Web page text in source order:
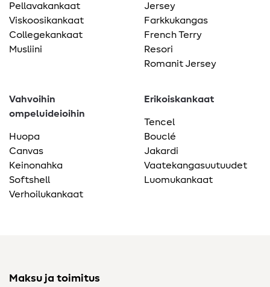
Pellavakankaat
Viskoosikankaat
Collegekankaat
Musliini
Jersey
Farkkukangas
French Terry
Resori
Romanit Jersey
Vahvoihin
ompeluideioihin
Huopa
Canvas
Keinonahka
Softshell
Verhoilukankaat
Erikoiskankaat
Tencel
Bouclé
Jakardi
Vaatekangasuutuudet
Luomukankaat
Maksu ja toimitus